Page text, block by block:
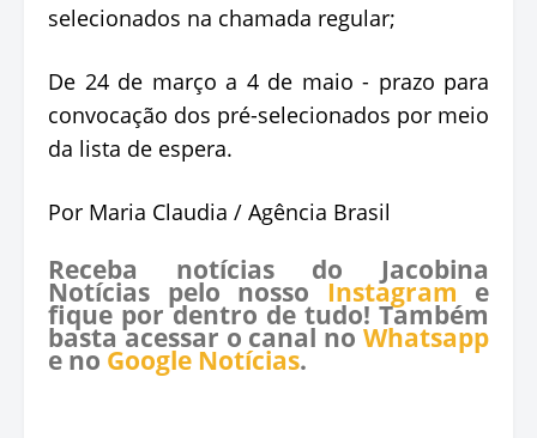
selecionados na chamada regular;
De 24 de março a 4 de maio - prazo para
convocação dos pré-selecionados por meio
da lista de espera.
Por Maria Claudia / Agência Brasil
Receba notícias do Jacobina
Notícias pelo nosso Instagram e
fique por dentro de tudo! Também
basta acessar o canal no Whatsapp
e no Google Notícias.